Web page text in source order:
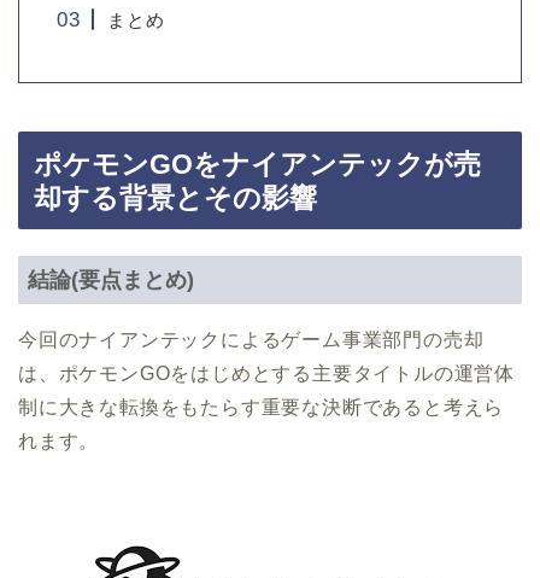
まとめ
ポケモンGOをナイアンテックが売
却する背景とその影響
結論(要点まとめ)
今回のナイアンテックによるゲーム事業部門の売却
は、ポケモンGOをはじめとする主要タイトルの運営体
制に大きな転換をもたらす重要な決断であると考えら
れます。